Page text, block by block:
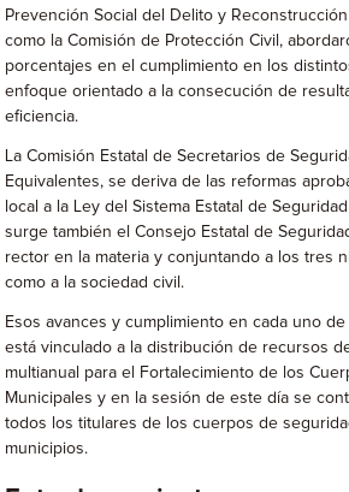
Prevención Social del Delito y
como la Comisión de Protección Civil,
porcentajes en el cumplimiento en los
enfoque orientado a la consecución de
eficiencia.
La Comisión Estatal de Secretarios de
Equivalentes, se deriva de las reformas
local a la Ley del Sistema Estatal de
surge también el Consejo Estatal de
rector en la materia y conjuntando a los tres
como a la sociedad civil.
Esos avances y cumplimiento en cada uno
está vinculado a la distribución de recursos
multianual para el Fortalecimiento de los
Municipales y en la sesión de este día se
todos los titulares de los cuerpos de
municipios.